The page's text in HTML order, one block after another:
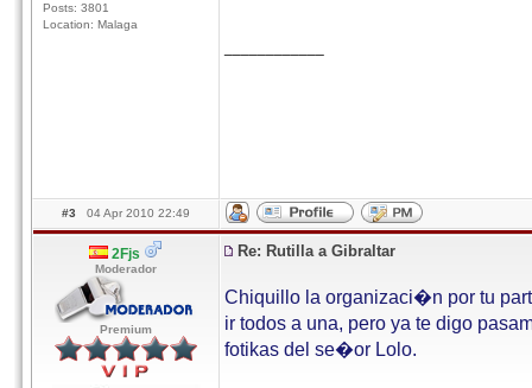
Posts: 3801
Location: Malaga
#3 04 Apr 2010 22:49
2Fjs
Moderador
Premium
Re: Rutilla a Gibraltar
Chiquillo la organizaci�n por tu
ir todos a una, pero ya te digo
fotikas del se�or Lolo.